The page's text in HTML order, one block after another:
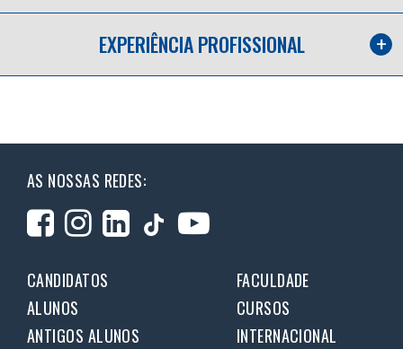
EXPERIÊNCIA PROFISSIONAL
AS NOSSAS REDES:
CANDIDATOS
FACULDADE
ALUNOS
CURSOS
ANTIGOS ALUNOS
INTERNACIONAL